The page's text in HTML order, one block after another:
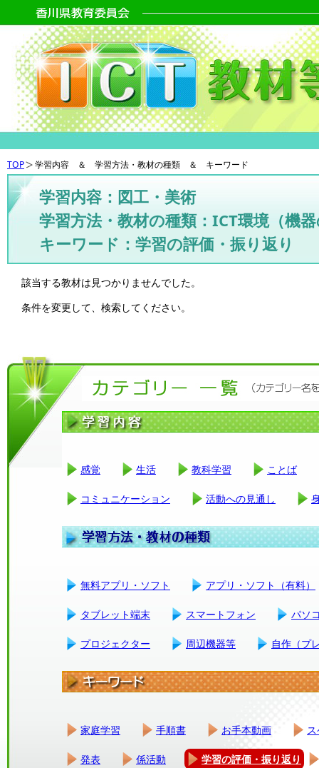
TOP 学習内容 ＆ 学習方法・教材の種類 ＆ キーワード
学習内容：図工・美術
学習方法・教材の種類：ICT環境（機
キーワード：学習の評価・振り返り
該当する教材は見つかりませんでした。
条件を変更して、検索してください。
感覚 生活 教科学習 ことば
コミュニケーション 活動への見通し
無料アプリ・ソフト アプリ・ソフト（有料）
タブレット端末 スマートフォン パソ
プロジェクター 周辺機器等 自作（プ
家庭学習 手順書 お手本動画
発表 係活動 学習の評価・振り返り